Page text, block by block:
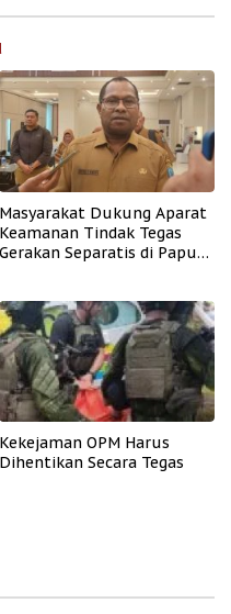
Masyarakat Dukung Aparat
Keamanan Tindak Tegas
Gerakan Separatis di Papua
Kekejaman OPM Harus
Dihentikan Secara Tegas